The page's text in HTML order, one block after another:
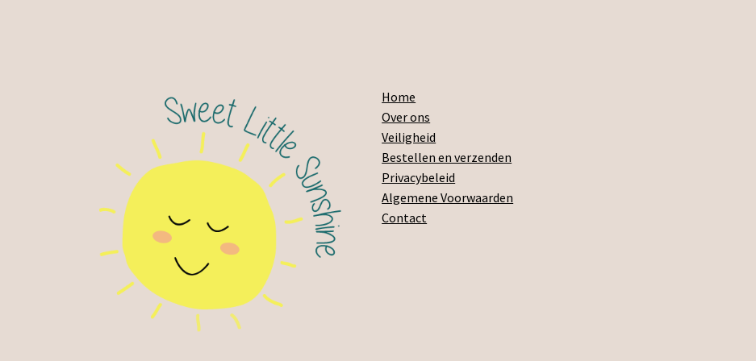
Home
Over ons
Veiligheid
Bestellen en verzenden
Privacybeleid
Algemene Voorwaarden
Contact